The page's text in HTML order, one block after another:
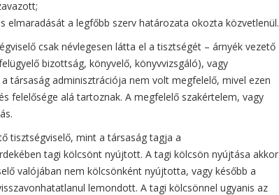
elmaradását a legfőbb szerv határozata okozta közvetlenül.
csak névlegesen látta el a tisztségét – árnyék vezető
bizottság, könyvelő, könyvvizsgáló), vagy
társaság adminisztrációja nem volt megfelelő, mivel ezen
felelősége alá tartoznak. A megfelelő szakértelem, vagy
tisztségviselő, mint a társaság tagja a
tagi kölcsönt nyújtott. A tagi kölcsön nyújtása akkor
valójában nem kölcsönként nyújtotta, vagy később a
lemondott. A tagi kölcsönnel ugyanis az